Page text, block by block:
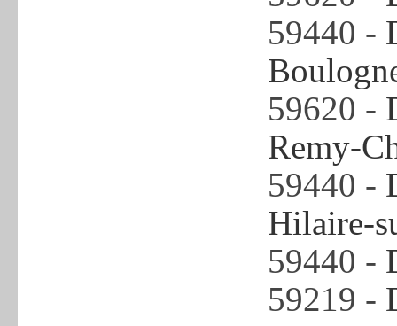
59440 -
59620 -
Remy-
59440 -
Hilaire-
59440 -
59219 -